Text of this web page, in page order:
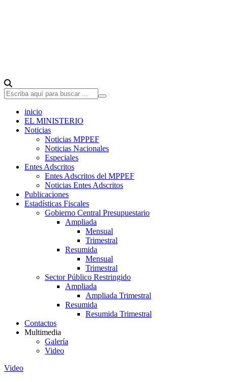
inicio
EL MINISTERIO
Noticias
Noticias MPPEF
Noticias Nacionales
Especiales
Entes Adscritos
Entes Adscritos del MPPEF
Noticias Entes Adscritos
Publicaciones
Estadísticas Fiscales
Gobierno Central Presupuestario
Ampliada
Mensual
Trimestral
Resumida
Mensual
Trimestral
Sector Público Restringido
Ampliada
Ampliada Trimestral
Resumida
Resumida Trimestral
Contactos
Multimedia
Galería
Video
Video